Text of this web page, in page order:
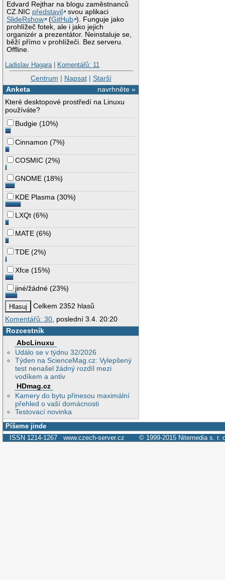
Edvard Rejthar na blogu zaměstnanců
CZ.NIC představil
svou aplikaci
SlideRshow
(GitHub ). Funguje jako
prohlížeč fotek, ale i jako jejich
organizér a prezentátor. Neinstaluje se,
běží přímo v prohlížeči. Bez serveru.
Offline.
Ladislav Hagara| Komentářů: 11
Centrum | Napsat| Starší
navrhněte »
Anketa
Které desktopové prostředí na Linuxu
používáte?
Budgie (10%)
Cinnamon (7%)
COSMIC (2%)
GNOME (18%)
KDE Plasma (30%)
LXQt (6%)
MATE (6%)
TDE (2%)
Xfce (15%)
jiné/žádné (23%)
Celkem 2352 hlasů
Komentářů: 30 , poslední 3.4. 20:20
Rozcestník
AbcLinuxu
Událo se v týdnu 32/2026
Týden na ScienceMag.cz: Vylepšený
test nenašel žádný rozdíl mezi
vodíkem a antiv
HDmag.cz
Kamery do bytu přinesou maximální
přehled o vaší domácnosti
Testovací novinka
Píšeme jinde
ISSN 1214-1267 www.czech-server.cz © 1999-2015 Nitemedia s. r.